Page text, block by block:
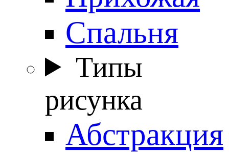
Спальня
Типы
рисунка
Абстракция